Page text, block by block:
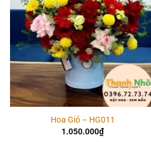
Hoa Giỏ – HG011
1.050.000₫